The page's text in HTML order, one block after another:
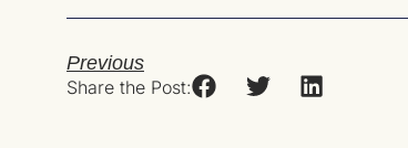
Previous
Share the Post: